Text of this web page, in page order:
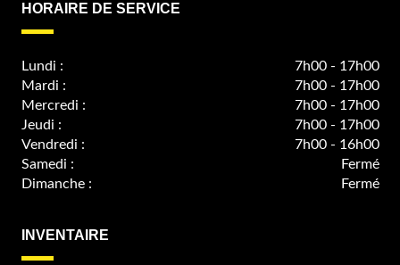
HORAIRE DE SERVICE
Lundi :
7h00 - 17h00
Mardi :
7h00 - 17h00
Mercredi :
7h00 - 17h00
Jeudi :
7h00 - 17h00
Vendredi :
7h00 - 16h00
Samedi :
Fermé
Dimanche :
Fermé
INVENTAIRE